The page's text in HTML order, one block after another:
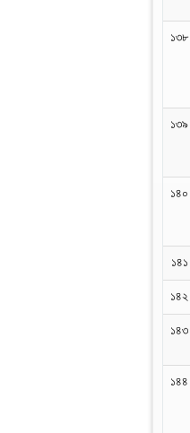
১৩৮
১৩৯
১৪০
১৪১
১৪২
১৪৩
১৪৪